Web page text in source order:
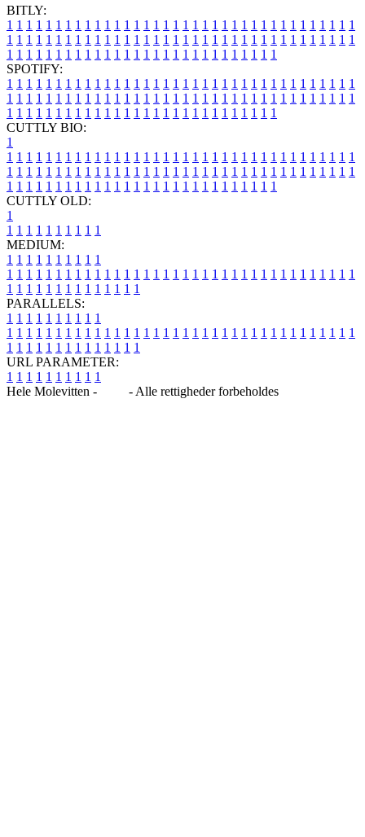
BITLY:
1 1 1 1 1 1 1 1 1 1 1 1 1 1 1 1 1 1 1 1 1 1 1 1 1 1 1 1 1 1 1 1 1 1 1 1
1 1 1 1 1 1 1 1 1 1 1 1 1 1 1 1 1 1 1 1 1 1 1 1 1 1 1 1 1 1 1 1 1 1 1 1
1 1 1 1 1 1 1 1 1 1 1 1 1 1 1 1 1 1 1 1 1 1 1 1 1 1 1 1
SPOTIFY:
1 1 1 1 1 1 1 1 1 1 1 1 1 1 1 1 1 1 1 1 1 1 1 1 1 1 1 1 1 1 1 1 1 1 1 1
1 1 1 1 1 1 1 1 1 1 1 1 1 1 1 1 1 1 1 1 1 1 1 1 1 1 1 1 1 1 1 1 1 1 1 1
1 1 1 1 1 1 1 1 1 1 1 1 1 1 1 1 1 1 1 1 1 1 1 1 1 1 1 1
CUTTLY BIO:
1
1 1 1 1 1 1 1 1 1 1 1 1 1 1 1 1 1 1 1 1 1 1 1 1 1 1 1 1 1 1 1 1 1 1 1 1
1 1 1 1 1 1 1 1 1 1 1 1 1 1 1 1 1 1 1 1 1 1 1 1 1 1 1 1 1 1 1 1 1 1 1 1
1 1 1 1 1 1 1 1 1 1 1 1 1 1 1 1 1 1 1 1 1 1 1 1 1 1 1 1
CUTTLY OLD:
1
1 1 1 1 1 1 1 1 1 1
MEDIUM:
1 1 1 1 1 1 1 1 1 1
1 1 1 1 1 1 1 1 1 1 1 1 1 1 1 1 1 1 1 1 1 1 1 1 1 1 1 1 1 1 1 1 1 1 1 1
1 1 1 1 1 1 1 1 1 1 1 1 1 1
PARALLELS:
1 1 1 1 1 1 1 1 1 1
1 1 1 1 1 1 1 1 1 1 1 1 1 1 1 1 1 1 1 1 1 1 1 1 1 1 1 1 1 1 1 1 1 1 1 1
1 1 1 1 1 1 1 1 1 1 1 1 1 1
URL PARAMETER:
1 1 1 1 1 1 1 1 1 1
Hele Molevitten -
- Alle rettigheder forbeholdes